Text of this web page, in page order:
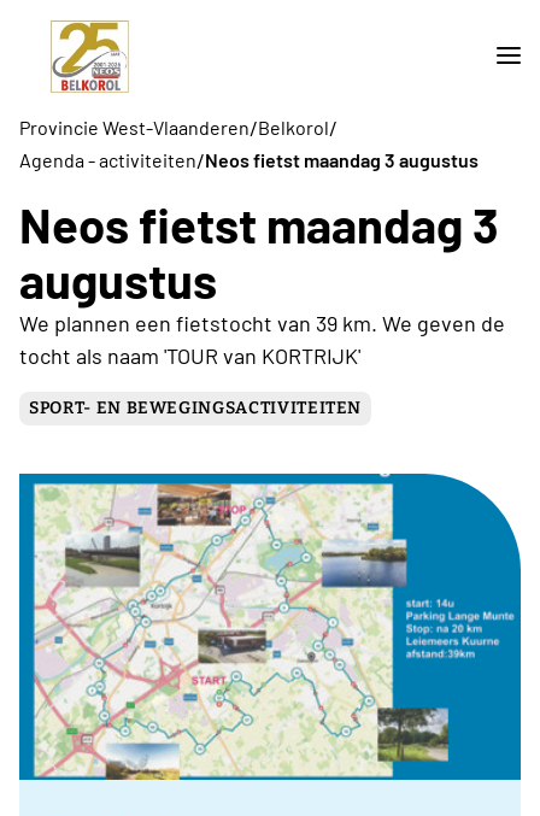
Provincie West-Vlaanderen/Belkorol/
Agenda - activiteiten/Neos fietst maandag 3 augustus
Neos fietst maandag 3
augustus
We plannen een fietstocht van 39 km. We geven de
tocht als naam 'TOUR van KORTRIJK'
SPORT- EN BEWEGINGSACTIVITEITEN